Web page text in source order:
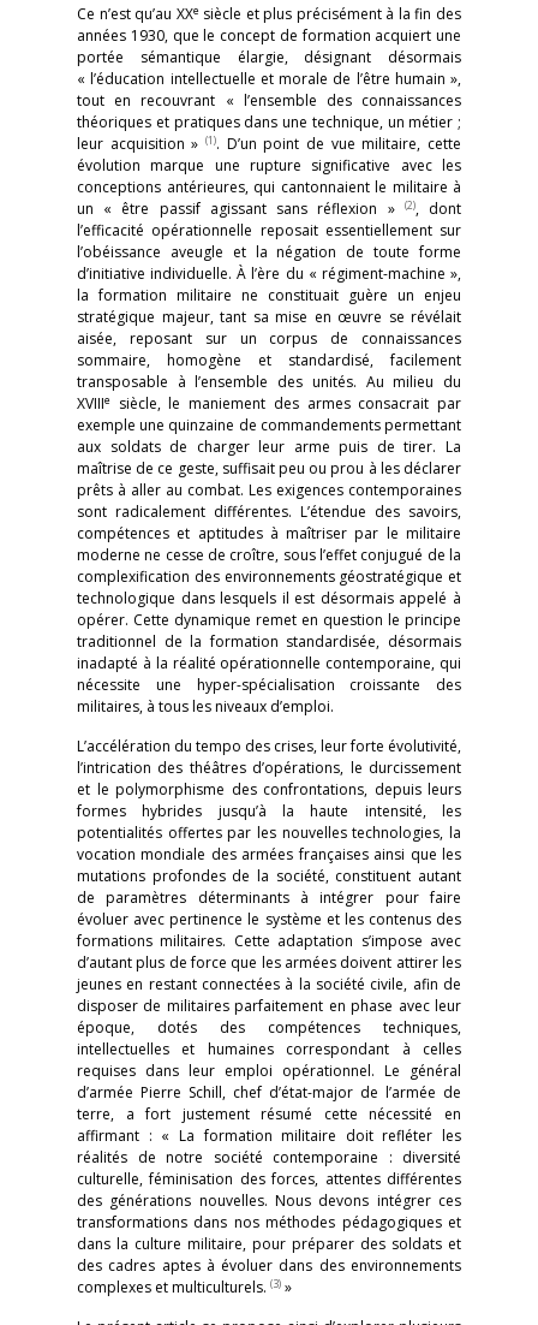
Ce n’est qu’au XXesiècle et plus précisément à la fin des
années 1930, que le concept de formation acquiert une
portée sémantique élargie, désignant désormais
« l’éducation intellectuelle et morale de l’être humain »,
tout en recouvrant « l’ensemble des connaissances
théoriques et pratiques dans une technique, un métier ;
leur acquisition » (1). D’un point de vue militaire, cette
évolution marque une rupture significative avec les
conceptions antérieures, qui cantonnaient le militaire à
un « être passif agissant sans réflexion »
(2), dont
l’efficacité opérationnelle reposait essentiellement sur
l’obéissance aveugle et la négation de toute forme
d’initiative individuelle. À l’ère du « régiment-machine »,
la formation militaire ne constituait guère un enjeu
stratégique majeur, tant sa mise en œuvre se révélait
aisée, reposant sur un corpus de connaissances
sommaire, homogène et standardisé, facilement
transposable à l’ensemble des unités. Au milieu du
XVIIIe
siècle, le maniement des armes consacrait par
exemple une quinzaine de commandements permettant
aux soldats de charger leur arme puis de tirer. La
maîtrise de ce geste, suffisait peu ou prou à les déclarer
prêts à aller au combat. Les exigences contemporaines
sont radicalement différentes. L’étendue des savoirs,
compétences et aptitudes à maîtriser par le militaire
moderne ne cesse de croître, sous l’effet conjugué de la
complexification des environnements géostratégique et
technologique dans lesquels il est désormais appelé à
opérer. Cette dynamique remet en question le principe
traditionnel de la formation standardisée, désormais
inadapté à la réalité opérationnelle contemporaine, qui
nécessite une hyper-spécialisation croissante des
militaires, à tous les niveaux d’emploi.
L’accélération du tempo des crises, leur forte évolutivité,
l’intrication des théâtres d’opérations, le durcissement
et le polymorphisme des confrontations, depuis leurs
formes hybrides jusqu’à la haute intensité, les
potentialités offertes par les nouvelles technologies, la
vocation mondiale des armées françaises ainsi que les
mutations profondes de la société, constituent autant
de paramètres déterminants à intégrer pour faire
évoluer avec pertinence le système et les contenus des
formations militaires. Cette adaptation s’impose avec
d’autant plus de force que les armées doivent attirer les
jeunes en restant connectées à la société civile, afin de
disposer de militaires parfaitement en phase avec leur
époque, dotés des compétences techniques,
intellectuelles et humaines correspondant à celles
requises dans leur emploi opérationnel. Le général
d’armée Pierre Schill, chef d’état-major de l’armée de
terre, a fort justement résumé cette nécessité en
affirmant : « La formation militaire doit refléter les
réalités de notre société contemporaine : diversité
culturelle, féminisation des forces, attentes différentes
des générations nouvelles. Nous devons intégrer ces
transformations dans nos méthodes pédagogiques et
dans la culture militaire, pour préparer des soldats et
des cadres aptes à évoluer dans des environnements
complexes et multiculturels. (3) »